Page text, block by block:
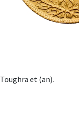
et (an).